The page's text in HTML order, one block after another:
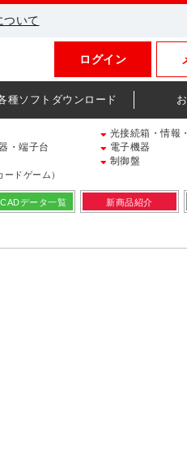
ついて
ログイン
種ソフトダウンロード
光接続箱・情報
・端子台
電子機器
制御盤
ードゲーム）
データ一覧 新商品紹介